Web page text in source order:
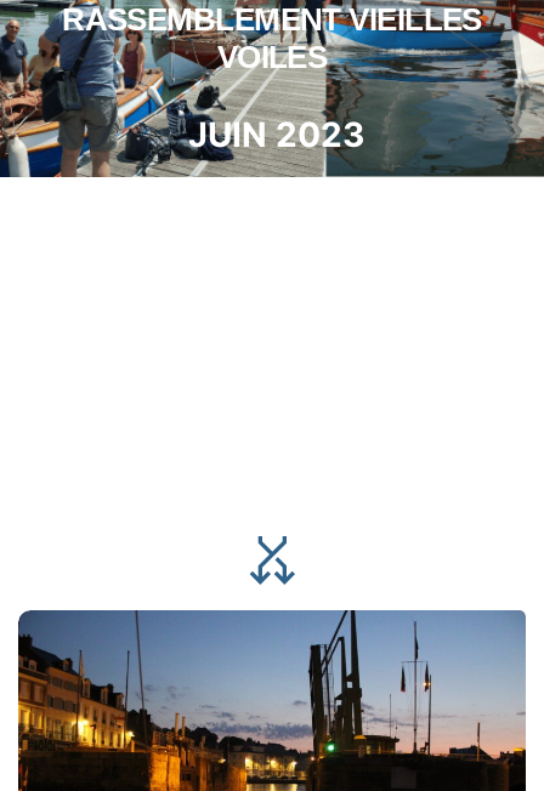
RASSEMBLEMENT VIEILLES
VOILES
JUIN 2023